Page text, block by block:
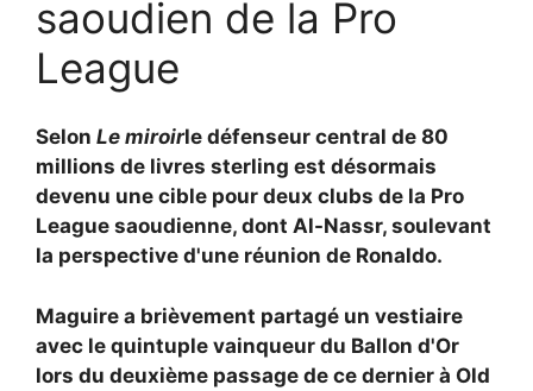
saoudien de la Pro
League
Selon Le miroirle défenseur central de 80
millions de livres sterling est désormais
devenu une cible pour deux clubs de la Pro
League saoudienne, dont Al-Nassr, soulevant
la perspective d'une réunion de Ronaldo.
Maguire a brièvement partagé un vestiaire
avec le quintuple vainqueur du Ballon d'Or
lors du deuxième passage de ce dernier à Old